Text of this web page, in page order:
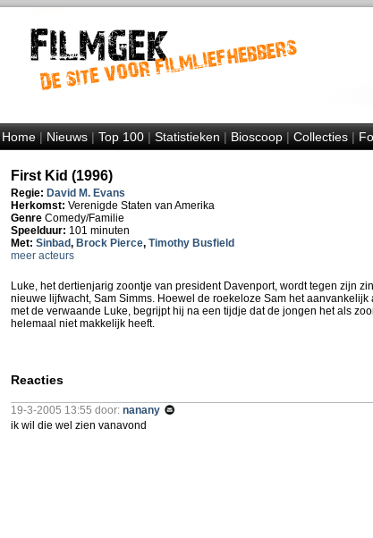
Home|Nieuws|Top 100|Statistieken|Bioscoop|Collecties|
First Kid (1996)
Regie: David M. Evans
Herkomst: Verenigde Staten van Amerika
Genre Comedy/Familie
Speelduur: 101 minuten
Met: Sinbad, Brock Pierce, Timothy Busfield
meer acteurs
Luke, het dertienjarig zoontje van president Davenport, wordt tegen zijn
nieuwe lijfwacht, Sam Simms. Hoewel de roekeloze Sam het aanvankelijk
met de verwaande Luke, begrijpt hij na een tijdje dat de jongen het als
helemaal niet makkelijk heeft.
Reacties
19-3-2005 13:55 door: nanany
ik wil die wel zien vanavond